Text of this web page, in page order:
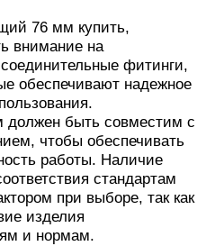
76 мм купить,
внимание на
фитинги,
обеспечивают надежное
быть совместим с
чтобы обеспечивать
работы. Наличие
стандартам
при выборе, так как
изделия
и нормам.